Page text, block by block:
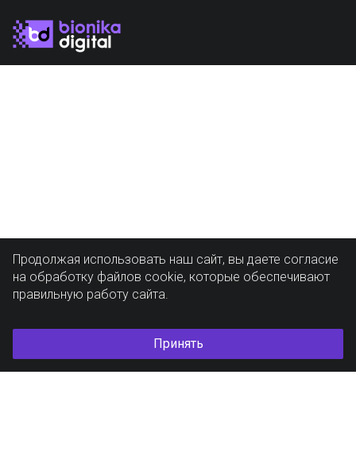
Продолжая использовать наш сайт, вы даете согласие
на обработку файлов cookie, которые обеспечивают
правильную работу сайта.
Принять